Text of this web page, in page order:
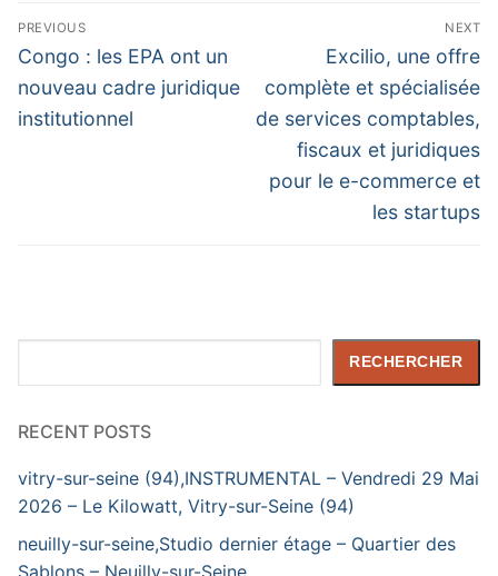
Navigation
de
l’article
PREVIOUS
Previous
post:
Congo : les EPA ont un
nouveau cadre juridique
institutionnel
NEXT
Next
post:
Excilio, une offre
complète et spécialisée
de services comptables,
fiscaux et juridiques
pour le e-commerce et
les startups
RECHERCHER
RECENT POSTS
vitry-sur-seine (94),INSTRUMENTAL – Vendredi 29 Mai
2026 – Le Kilowatt, Vitry-sur-Seine (94)
neuilly-sur-seine,Studio dernier étage – Quartier des